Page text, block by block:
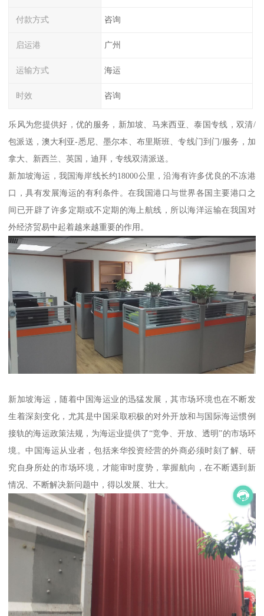
付款方式 咨询
启运港 广州
运输方式 海运
时效 咨询
乐风为您提供好，优的服务，新加坡、马来西亚、泰国专线，双清/
包派送，澳大利亚-悉尼、墨尔本、布里斯班、专线门到门/服务，加
拿大、新西兰、英国，迪拜，专线双清派送。
新加坡海运，我国海岸线长约18000公里，沿海有许多优良的不冻港
口，具有发展海运的有利条件。在我国港口与世界各国主要港口之
间已开辟了许多定期或不定期的海上航线，所以海洋运输在我国对
外经济贸易中起着越来越重要的作用。
新加坡海运，随着中国海运业的迅猛发展，其市场环境也在不断发
生着深刻变化，尤其是中国采取积极的对外开放和与国际海运惯例
接轨的海运政策法规，为海运业提供了“竞争、开放、透明”的市场环
境。中国海运从业者，包括来华投资经营的外商必须时刻了解、研
究自身所处的市场环境，才能审时度势，掌握航向，在不断遇到新
情况、不断解决新问题中，得以发展、壮大。